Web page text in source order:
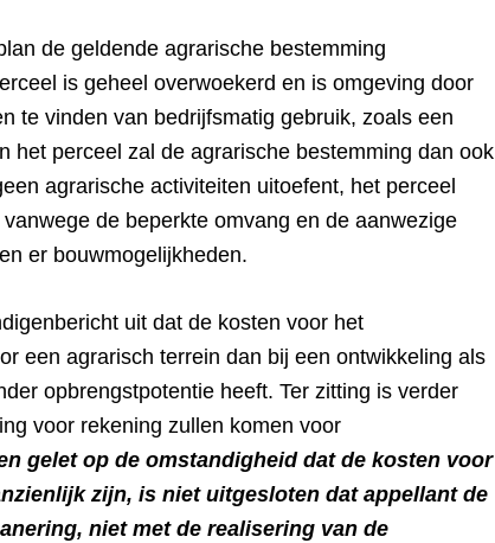
de geldende agrarische bestemming
is geheel overwoekerd en is omgeving door
te vinden van bedrijfsmatig gebruik, zoals een
het perceel zal de agrarische bestemming dan ook
agrarische activiteiten uitoefent, het perceel
de beperkte omvang en de aanwezige
er bouwmogelijkheden.
uit dat de kosten voor het
een agrarisch terrein dan bij een ontwikkeling als
opbrengstpotentie heeft. Ter zitting is verder
voor rekening zullen komen voor
gelet op de omstandigheid dat de kosten voor
zijn, is niet uitgesloten dat appellant de
niet met de realisering van de